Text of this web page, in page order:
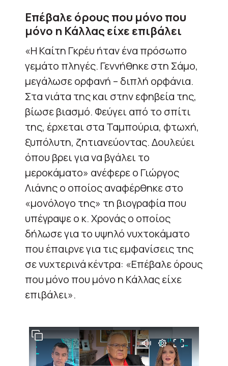
Επέβαλε όρους που μόνο που
μόνο η Κάλλας είχε επιβάλει
«Η Καίτη Γκρέυ ήταν ένα πρόσωπο
γεμάτο πληγές. Γεννήθηκε στη Σάμο,
μεγάλωσε ορφανή – διπλή ορφάνια.
Στα νιάτα της και στην εφηβεία της,
βίωσε βιασμό. Φεύγει από το σπίτι
της, έρχεται στα Ταμπούρια, φτωχή,
ξυπόλυτη, ζητιανεύοντας. Δουλεύει
όπου βρει για να βγάλει το
μεροκάματο» ανέφερε ο Γιώργος
Λιάνης ο οποίος αναφέρθηκε στο
«μονόλογο της» τη βιογραφία που
υπέγραψε ο κ. Χρονάς ο οποίος
δήλωσε για το υψηλό νυχτοκάματο
που έπαιρνε για τις εμφανίσεις της
σε νυχτερινά κέντρα: «Επέβαλε όρους
που μόνο που μόνο η Κάλλας είχε
επιβάλει».